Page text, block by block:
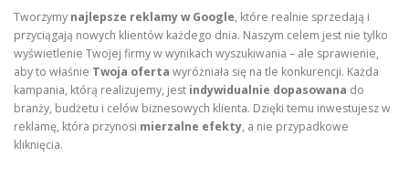
Tworzymy najlepsze reklamy w Google, które realnie sprzedają i
przyciągają nowych klientów każdego dnia. Naszym celem jest nie tylko
wyświetlenie Twojej firmy w wynikach wyszukiwania – ale sprawienie,
aby to właśnie Twoja oferta wyróżniała się na tle konkurencji. Każda
kampania, którą realizujemy, jest indywidualnie dopasowana do
branży, budżetu i celów biznesowych klienta. Dzięki temu inwestujesz w
reklamę, która przynosi mierzalne efekty, a nie przypadkowe
kliknięcia.